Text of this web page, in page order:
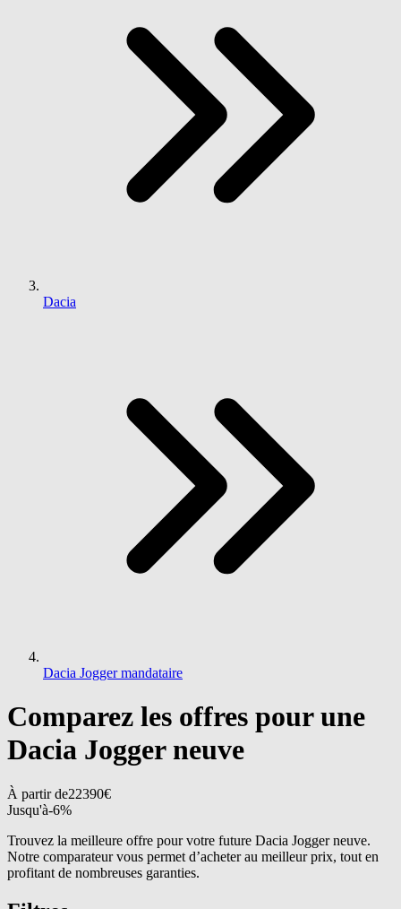
Dacia
Dacia Jogger mandataire
Comparez les offres pour une
Dacia Jogger neuve
À partir de22390€
Jusqu'à-6%
Trouvez la meilleure offre pour votre future Dacia Jogger neuve.
Notre comparateur vous permet d’acheter au meilleur prix, tout en
profitant de nombreuses garanties.